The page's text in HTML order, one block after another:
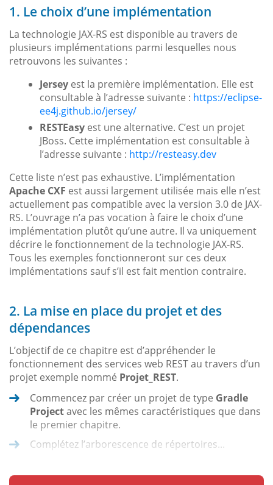
1. Le choix d’une implémentation
La technologie JAX-RS est disponible au travers de
plusieurs implémentations parmi lesquelles nous
retrouvons les suivantes :
Jersey est la première implémentation. Elle est
consultable à l’adresse suivante : https://eclipse-
ee4j.github.io/jersey/
RESTEasy est une alternative. C’est un projet
JBoss. Cette implémentation est consultable à
l’adresse suivante : http://resteasy.dev
Cette liste n’est pas exhaustive. L’implémentation
Apache CXF est aussi largement utilisée mais elle n’est
actuellement pas compatible avec la version 3.0 de JAX-
RS. L’ouvrage n’a pas vocation à faire le choix d’une
implémentation plutôt qu’une autre. Il va uniquement
décrire le fonctionnement de la technologie JAX-RS.
Tous les exemples fonctionneront sur ces deux
implémentations sauf s’il est fait mention contraire.
2. La mise en place du projet et des
dépendances
L’objectif de ce chapitre est d’appréhender le
fonctionnement des services web REST au travers d’un
projet exemple nommé Projet_REST.
Commencez par créer un projet de type Gradle
Projectavec les mêmes caractéristiques que dans
le premier chapitre.
Complétez l’arborescence de répertoires...